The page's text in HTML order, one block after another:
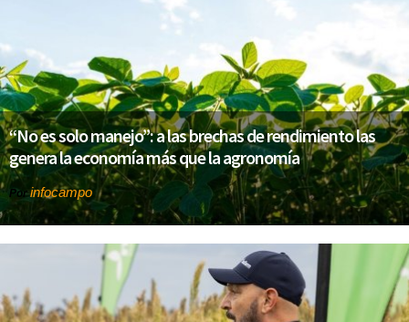
“No es solo manejo”: a las brechas de rendimiento las
genera la economía más que la agronomía
Porinfocampo